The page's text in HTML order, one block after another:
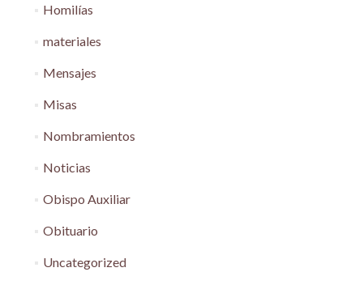
Homilías
materiales
Mensajes
Misas
Nombramientos
Noticias
Obispo Auxiliar
Obituario
Uncategorized